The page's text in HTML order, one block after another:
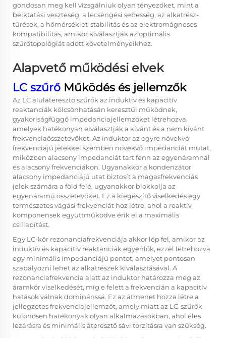
gondosan meg kell vizsgálniuk olyan tényezőket, mint a
beiktatási veszteség, a lecsengési sebesség, az alkatrész-
tűrések, a hőmérséklet-stabilitás és az elektromágneses
kompatibilitás, amikor kiválasztják az optimális
szűrőtopológiát adott követelményeikhez.
Alapvető működési elvek
LC szűrő Működés és jellemzők
Az LC aluláteresztő szűrők az induktív és kapacitív
reaktanciák kölcsönhatásán keresztül működnek,
gyakoriságfüggő impedanciajellemzőket létrehozva,
amelyek hatékonyan elválasztják a kívánt és a nem kívánt
frekvenciaösszetevőket. Az induktor az egyre növekvő
frekvenciájú jelekkel szemben növekvő impedanciát mutat,
miközben alacsony impedanciát tart fenn az egyenáramnál
és alacsony frekvenciákon. Ugyanakkor a kondenzátor
alacsony impedanciájú utat biztosít a magasfrekvenciás
jelek számára a föld felé, ugyanakkor blokkolja az
egyenáramú összetevőket. Ez a kiegészítő viselkedés egy
természetes vágási frekvenciát hoz létre, ahol a reaktív
komponensek együttműködve érik el a maximális
csillapítást.
Egy LC-kör rezonanciafrekvenciája akkor lép fel, amikor az
induktív és kapacitív reaktanciák egyenlők, ezzel létrehozva
egy minimális impedanciájú pontot, amelyet pontosan
szabályozni lehet az alkatrészek kiválasztásával. A
rezonanciafrekvencia alatt az induktor határozza meg az
áramkör viselkedését, míg e felett a frekvencián a kapacitív
hatások válnak dominánssá. Ez az átmenet hozza létre a
jellegzetes frekvenciajellemzőt, amely miatt az LC-szűrők
különösen hatékonyak olyan alkalmazásokban, ahol éles
lezárásra és minimális áteresztő sávi torzításra van szükség.